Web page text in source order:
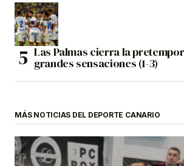
Las Palmas cierra la
grandes sensaciones (1-3)
MÁS NOTICIAS DEL DEPORTE CANARIO